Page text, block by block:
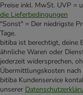
Preise inkl. MwSt. UVP =
die Lieferbedingungen
"Sonst" = Der niedrigste
Tage.
bitiba ist berechtigt, deine
ähnliche Waren oder
jederzeit widersprechen,
Übermittlungskosten
bitiba Kundenservice
unserer